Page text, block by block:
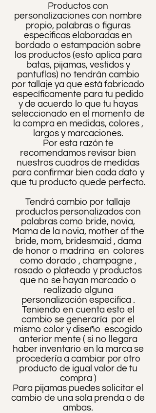
Productos con
personalizaciones con nombre
propio, palabras o figuras
especificas elaboradas en
bordado o estampación sobre
los productos (esto aplica para
batas, pijamas, vestidos y
pantuflas) no tendrán cambio
por tallaje ya que está fabricado
específicamente para tu pedido
y de acuerdo lo que tu hayas
seleccionado en el momento de
la compra en medidas, colores ,
largos y marcaciones.
Por esta razón te
recomendamos revisar bien
nuestros cuadros de medidas
para confirmar bien cada dato y
que tu producto quede perfecto.
Tendrá cambio por tallaje
productos personalizados con
palabras como bride, novia,
Mama de la novia, mother of the
bride, mom, bridesmaid , dama
de honor o madrina en colores
como dorado , champagne ,
rosado o plateado y productos
que no se hayan marcado o
realizado alguna
personalización especifica .
Teniendo en cuenta esto el
cambio se generaría por el
mismo color y diseño escogido
anterior mente ( si no llegara
haber inventario en la marca se
procedería a cambiar por otro
producto de igual valor de tu
compra )
Para pijamas puedes solicitar el
cambio de una sola prenda o de
ambas.